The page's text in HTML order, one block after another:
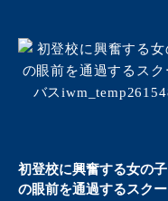
初登校に興奮する女の子
の眼前を通過するスクー